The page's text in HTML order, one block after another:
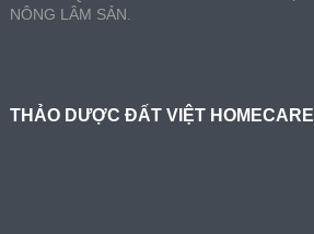
NÔNG LÂM SẢN.
THẢO DƯỢC ĐẤT VIỆT HOMECARE